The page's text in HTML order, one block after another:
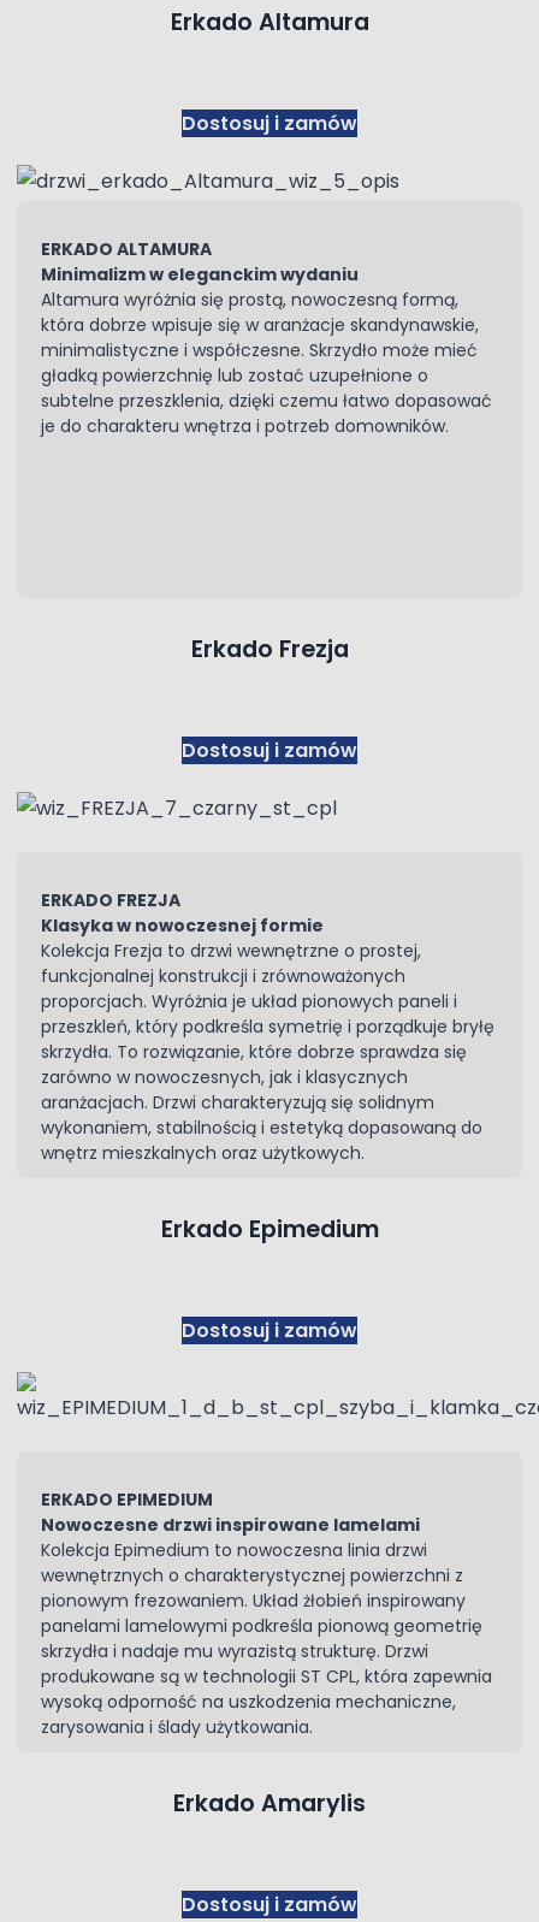
Erkado Altamura
Dostosuj i zamów
ERKADO ALTAMURA
Minimalizm w eleganckim wydaniu
Altamura wyróżnia się prostą, nowoczesną formą,
która dobrze wpisuje się w aranżacje skandynawskie,
minimalistyczne i współczesne. Skrzydło może mieć
gładką powierzchnię lub zostać uzupełnione o
subtelne przeszklenia, dzięki czemu łatwo dopasować
je do charakteru wnętrza i potrzeb domowników.
Erkado Frezja
Dostosuj i zamów
ERKADO FREZJA
Klasyka w nowoczesnej formie
Kolekcja Frezja to drzwi wewnętrzne o prostej,
funkcjonalnej konstrukcji i zrównoważonych
proporcjach. Wyróżnia je układ pionowych paneli i
przeszkleń, który podkreśla symetrię i porządkuje bryłę
skrzydła. To rozwiązanie, które dobrze sprawdza się
zarówno w nowoczesnych, jak i klasycznych
aranżacjach. Drzwi charakteryzują się solidnym
wykonaniem, stabilnością i estetyką dopasowaną do
wnętrz mieszkalnych oraz użytkowych.
Erkado Epimedium
Dostosuj i zamów
ERKADO EPIMEDIUM
Nowoczesne drzwi inspirowane lamelami
Kolekcja Epimedium to nowoczesna linia drzwi
wewnętrznych o charakterystycznej powierzchni z
pionowym frezowaniem. Układ żłobień inspirowany
panelami lamelowymi podkreśla pionową geometrię
skrzydła i nadaje mu wyrazistą strukturę. Drzwi
produkowane są w technologii ST CPL, która zapewnia
wysoką odporność na uszkodzenia mechaniczne,
zarysowania i ślady użytkowania.
Erkado Amarylis
Dostosuj i zamów